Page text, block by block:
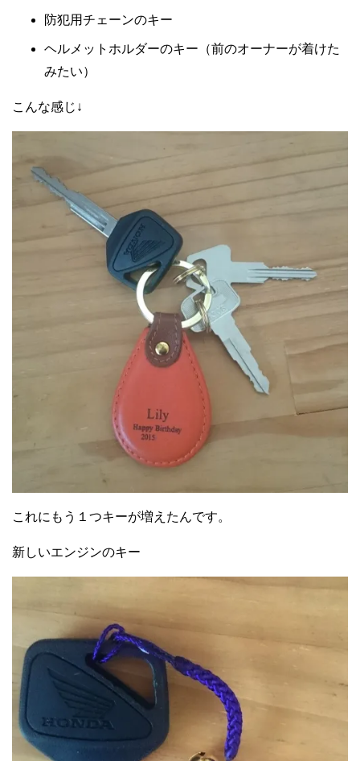
防犯用チェーンのキー
ヘルメットホルダーのキー（前のオーナーが着けた
みたい）
こんな感じ↓
これにもう１つキーが増えたんです。
新しいエンジンのキー